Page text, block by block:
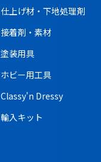
仕上げ材・下地処理剤
接着剤・素材
塗装用具
ホビー用工具
Classy'n Dressy
輸入キット